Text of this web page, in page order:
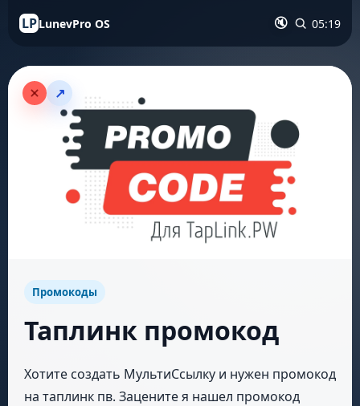
LPLunevPro OS 🔇 05:19
↗
Промокоды
Таплинк промокод
Хотите создать МультиСсылку и нужен промокод
на таплинк пв. Зацените я нашел промокод